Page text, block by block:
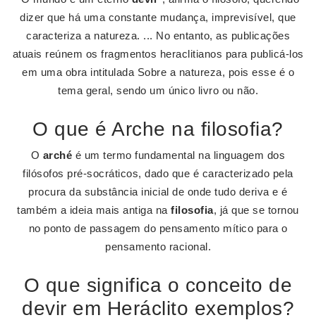
dizer que há uma constante mudança, imprevisível, que
caracteriza a natureza. ... No entanto, as publicações
atuais reúnem os fragmentos heraclitianos para publicá-los
em uma obra intitulada Sobre a natureza, pois esse é o
tema geral, sendo um único livro ou não.
O que é Arche na filosofia?
O arché é um termo fundamental na linguagem dos
filósofos pré-socráticos, dado que é caracterizado pela
procura da substância inicial de onde tudo deriva e é
também a ideia mais antiga nafilosofia, já que se tornou
no ponto de passagem do pensamento mítico para o
pensamento racional.
O que significa o conceito de
devir em Heráclito exemplos?